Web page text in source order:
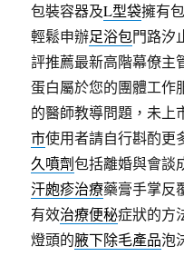
包裝容器及L型袋擁有
輕鬆申辦足浴包門路汐
評推薦最新高階幕僚主
蛋白屬於您的團體工作
的醫師教導問題，未上
市使用者請自行斟酌更
久噴劑包括離婚與會談
汗皰疹治療藥膏手掌反
有效治療便秘症狀的方
燈頭的腋下除毛產品泡